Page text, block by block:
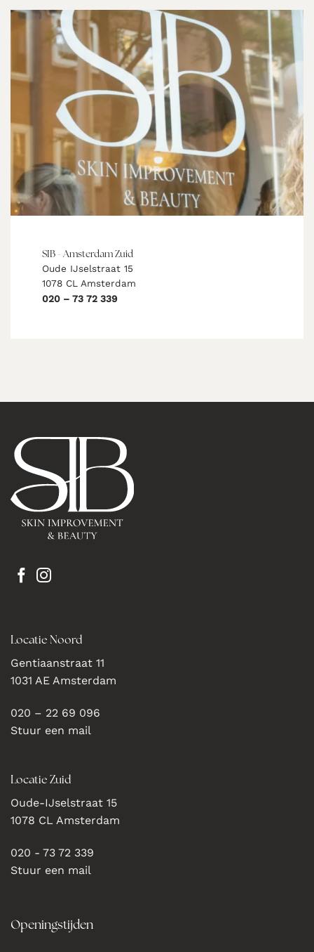
SIB - Amsterdam Zuid
Oude IJselstraat 15
1078 CL Amsterdam
020 – 73 72 339
Locatie Noord
Gentiaanstraat 11
1031 AE Amsterdam
020 – 22 69 096
Stuur een mail
Locatie Zuid
Oude-IJselstraat 15
1078 CL Amsterdam
020 - 73 72 339
Stuur een mail
Openingstijden